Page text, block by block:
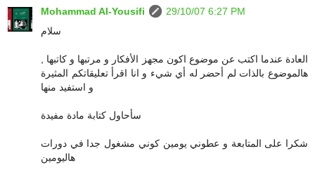
Mohammad Al-Yousifi
29/10/07 6:27 PM
سلام
العادة عندما اكتب عن موضوع اكون مجهز الأفكار و مرتبها و كاتبها ,
هالموضوع بالذات لم أحضر له أي شيء و انا اقرأ تعليقاتكم المثيرة
و استفيد منها
سأحاول كتابة مادة مفيدة
شكرا على المتابعة و عطوني يومين كوني مشغول جدا في دورات
هاليومين